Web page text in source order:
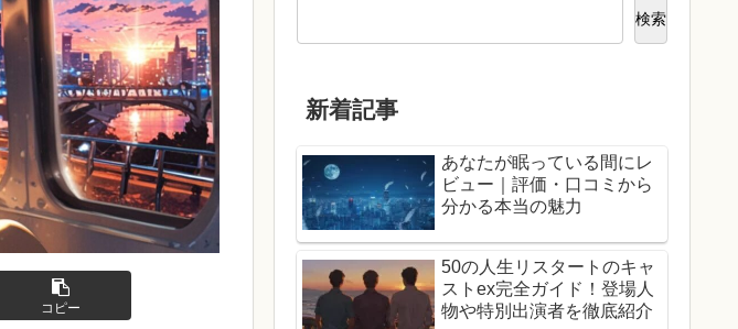
コピー
検索
新着記事
あなたが眠っている間にレ
ビュー｜評価・口コミから
分かる本当の魅力
50の人生リスタートのキャ
ストex完全ガイド！登場人
物や特別出演者を徹底紹介